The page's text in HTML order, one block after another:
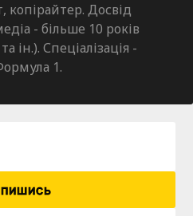
Досвід
- більше 10 років
ін.). Спеціалізація -
1.